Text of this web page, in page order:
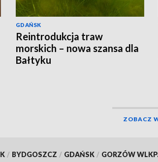
GDAŃSK
Reintrodukcja traw
morskich – nowa szansa dla
Bałtyku
ZOBACZ
/ BYDGOSZCZ / GDAŃSK / GORZÓW